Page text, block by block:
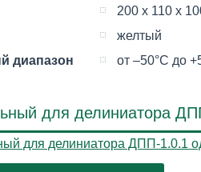
200 х 110 х
желтый
диапазон
от –50°С до
для делиниатора